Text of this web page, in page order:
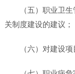
（五）职业卫
关制度建设的建议；
（六）对建设